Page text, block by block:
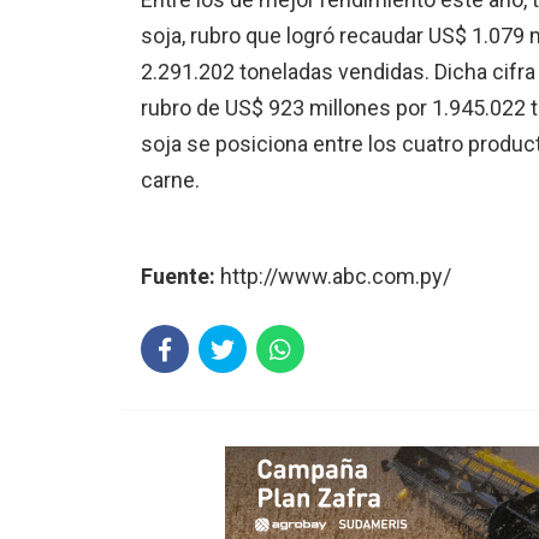
soja, rubro que logró recaudar US$
2.291.202 toneladas vendidas. Dicha
rubro de US$ 923 millones por
soja se posiciona entre los cuatro
carne.
Fuente: http://www.abc.com.py/